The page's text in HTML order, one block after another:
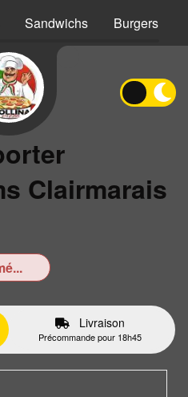
Sandwichs Burgers
Clairmarais
Livraison
Précommande pour 18h45